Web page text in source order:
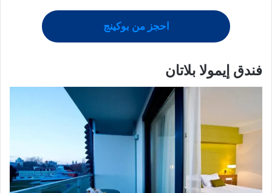
احجز من بوكينج
فندق إيمولا بلاتان